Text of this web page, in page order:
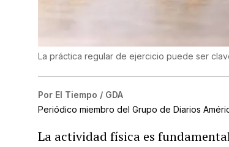
La práctica regular de ejercicio puede ser
Por El Tiempo / GDA
Periódico miembro del Grupo de Diarios
La actividad física es